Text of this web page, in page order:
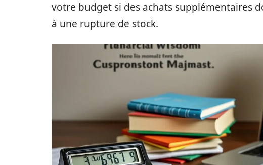
votre budget si des achats supplémentaires
à une rupture de stock.